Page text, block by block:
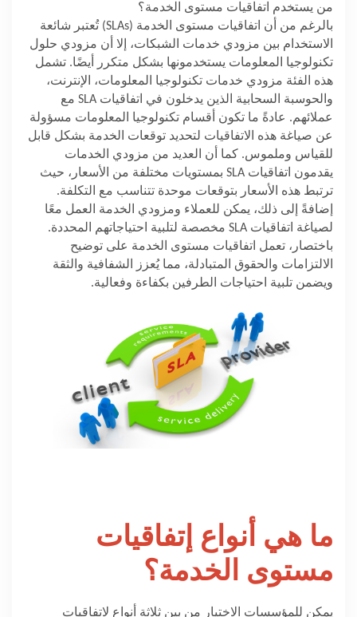
من يستخدم اتفاقيات مستوى الخدمة؟
بالرغم من أن اتفاقيات مستوى الخدمة (SLAs) تُعتبر شائعة
الاستخدام بين مزودي خدمات الشبكات، إلا أن مزودي حلول
تكنولوجيا المعلومات يستخدمونها بشكل متكرر أيضًا. تشمل
هذه الفئة مزودي خدمات تكنولوجيا المعلومات، الإنترنت،
والحوسبة السحابية الذين يدخلون في اتفاقيات SLA مع
عملائهم. عادةً ما تكون أقسام تكنولوجيا المعلومات مسؤولة
عن صياغة هذه الاتفاقيات لتحديد توقعات الخدمة بشكل قابل
للقياس وملموس. كما أن العديد من مزودي الخدمات
يقدمون اتفاقيات SLA بمستويات مختلفة من الأسعار، حيث
ترتبط هذه الأسعار بتوقعات موحدة تتناسب مع التكلفة.
إضافةً إلى ذلك، يمكن للعملاء ومزودي الخدمة العمل معًا
لصياغة اتفاقيات SLA مخصصة لتلبية احتياجاتهم المحددة.
باختصار، تعمل اتفاقيات مستوى الخدمة على توضيح
الالتزامات والحقوق المتبادلة، مما يُعزز الشفافية والثقة
ويضمن تلبية احتياجات الطرفين بكفاءة وفعالية.
ما هي أنواع إتفاقيات
مستوى الخدمة؟
يمكن للمؤسسات الاختيار من بين ثلاثة أنواع لاتفاقيات